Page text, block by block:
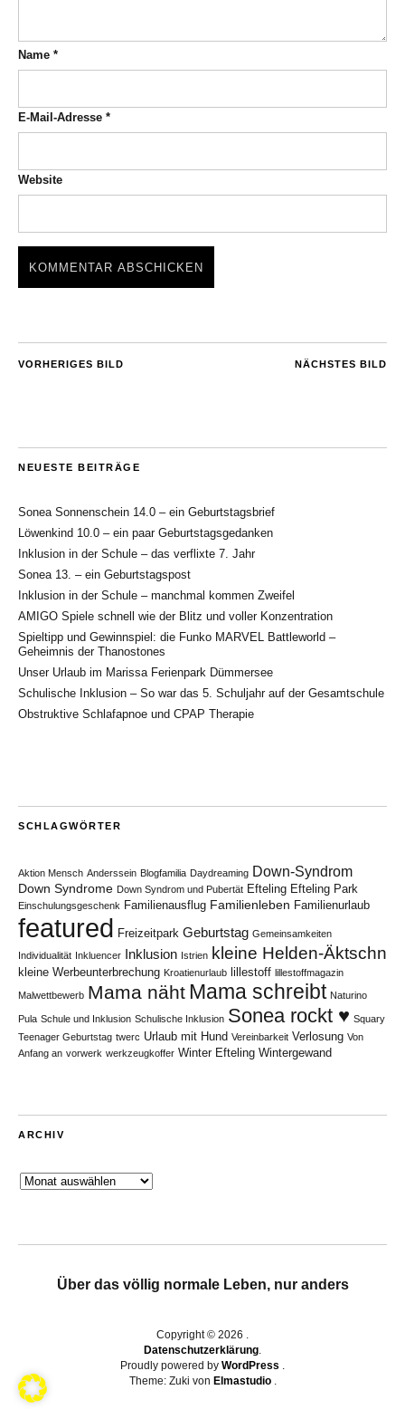
Name *
E-Mail-Adresse *
Website
NÄCHSTES BILD
VORHERIGES BILD
NEUESTE BEITRÄGE
Sonea Sonnenschein 14.0 – ein Geburtstagsbrief
Löwenkind 10.0 – ein paar Geburtstagsgedanken
Inklusion in der Schule – das verflixte 7. Jahr
Sonea 13. – ein Geburtstagspost
Inklusion in der Schule – manchmal kommen Zweifel
AMIGO Spiele schnell wie der Blitz und voller Konzentration
Spieltipp und Gewinnspiel: die Funko MARVEL Battleworld –
Geheimnis der Thanostones
Unser Urlaub im Marissa Ferienpark Dümmersee
Schulische Inklusion – So war das 5. Schuljahr auf der Gesamtschule
Obstruktive Schlafapnoe und CPAP Therapie
SCHLAGWÖRTER
Aktion Mensch Anderssein Blogfamilia Daydreaming Down-Syndrom
Down Syndrome Down Syndrom und Pubertät Efteling Efteling Park
Einschulungsgeschenk Familienausflug Familienleben Familienurlaub
featured Freizeitpark Geburtstag Gemeinsamkeiten
Individualität Inkluencer Inklusion Istrien kleine Helden-Äktschn
kleine Werbeunterbrechung Kroatienurlaub lillestoff lillestoffmagazin
Malwettbewerb Mama näht Mama schreibt Naturino
Pula Schule und Inklusion Schulische Inklusion Sonea rockt ♥ Squary
Teenager Geburtstag twerc Urlaub mit Hund Vereinbarkeit Verlosung Von
Anfang an vorwerk werkzeugkoffer Winter Efteling Wintergewand
ARCHIV
Archiv
Über das völlig normale Leben, nur anders
Copyright © 2026
Datenschutzerklärung
Proudly powered by WordPress
Theme: Zuki von Elmastudio